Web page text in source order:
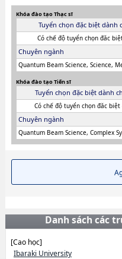
Khóa đào tạo Thạc sĩ
Tuyển chọn đặc biệt dành
Có chế độ tuyển chọn đăc
Chuyên ngành
Quantum Beam Science, Science,
Khóa đào tạo Tiến sĩ
Tuyển chọn đặc biệt dành
Có chế độ tuyển chọn đăc
Chuyên ngành
Quantum Beam Science, Complex
Danh sách các
[Cao học]
Ibaraki University